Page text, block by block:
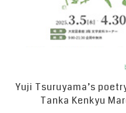
Yuji Tsuruyama’s
Tanka Kenkyu